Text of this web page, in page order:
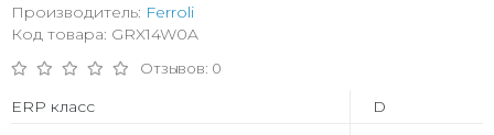
Производитель: Ferroli
Код товара: GRX14W0A
Отзывов: 0
ERP класс
D